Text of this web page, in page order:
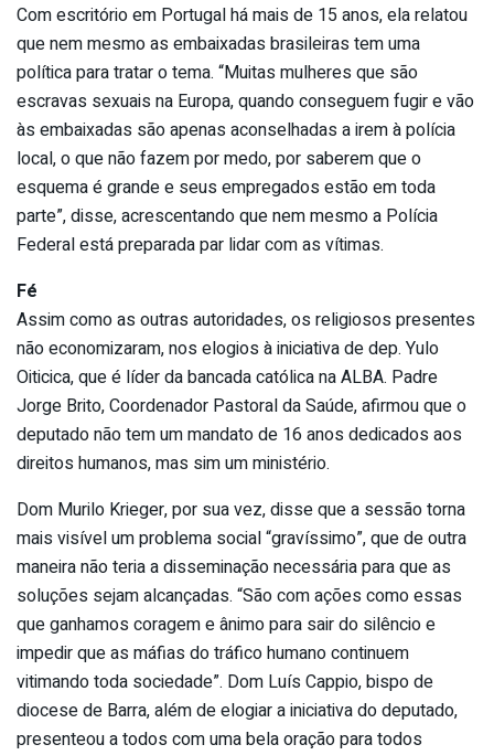
Com escritório em Portugal há mais de 15 anos, ela relatou
que nem mesmo as embaixadas brasileiras tem uma
política para tratar o tema. “Muitas mulheres que são
escravas sexuais na Europa, quando conseguem fugir e vão
às embaixadas são apenas aconselhadas a irem à polícia
local, o que não fazem por medo, por saberem que o
esquema é grande e seus empregados estão em toda
parte”, disse, acrescentando que nem mesmo a Polícia
Federal está preparada par lidar com as vítimas.
Fé
Assim como as outras autoridades, os religiosos presentes
não economizaram, nos elogios à iniciativa de dep. Yulo
Oiticica, que é líder da bancada católica na ALBA. Padre
Jorge Brito, Coordenador Pastoral da Saúde, afirmou que o
deputado não tem um mandato de 16 anos dedicados aos
direitos humanos, mas sim um ministério.
Dom Murilo Krieger, por sua vez, disse que a sessão torna
mais visível um problema social “gravíssimo”, que de outra
maneira não teria a disseminação necessária para que as
soluções sejam alcançadas. “São com ações como essas
que ganhamos coragem e ânimo para sair do silêncio e
impedir que as máfias do tráfico humano continuem
vitimando toda sociedade”. Dom Luís Cappio, bispo de
diocese de Barra, além de elogiar a iniciativa do deputado,
presenteou a todos com uma bela oração para todos